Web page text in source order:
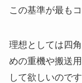
この基準が最も
理想としては四
めの重機や搬送
して欲しいのです